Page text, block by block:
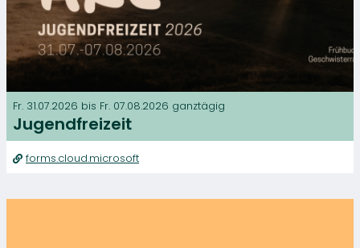
Fr. 31.07.2026 bis Fr. 07.08.2026 ganztägig
Jugendfreizeit
forms.cloud.microsoft